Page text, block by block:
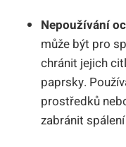
Nepoužívání
může být pro
chránit jejich
paprsky.
prostředků
zabránit